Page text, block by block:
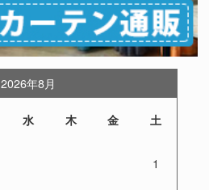
2026年8月
水 木 金 土
1